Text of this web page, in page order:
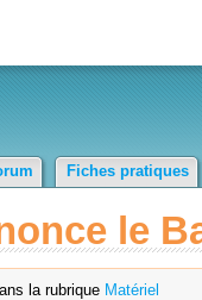
Fiches pratiques
le
la rubrique Matériel